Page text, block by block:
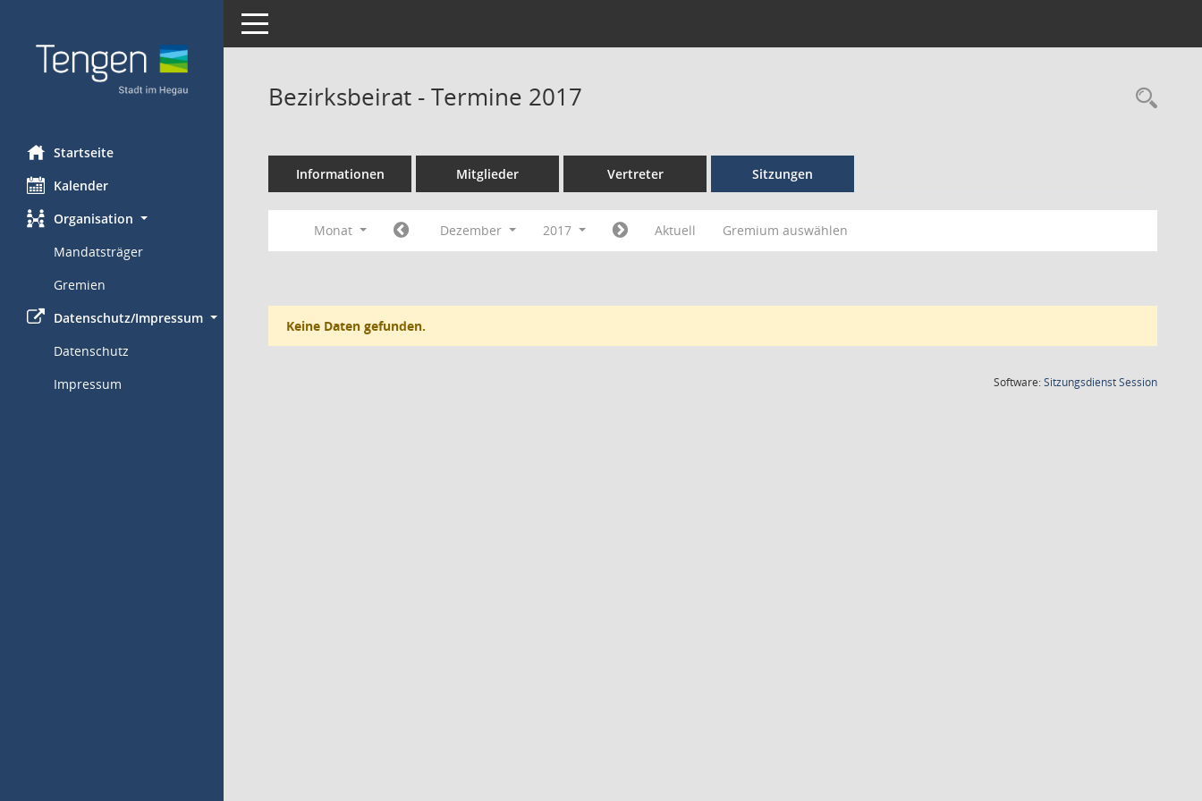
Startseite
Kalender
Organisation
Mandatsträger
Gremien
Datenschutz/Impressum
Datenschutz
Impressum
Toggle navigation
Bezirksbeirat - Termine 2017
Informationen Mitglieder Vertreter Sitzungen
Monat Dezember 2017 Aktuell Gremium auswählen
Keine Daten gefunden.
Software:SitzungsdienstSession(Wird in